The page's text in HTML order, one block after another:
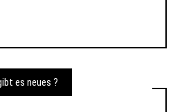
es neues ?